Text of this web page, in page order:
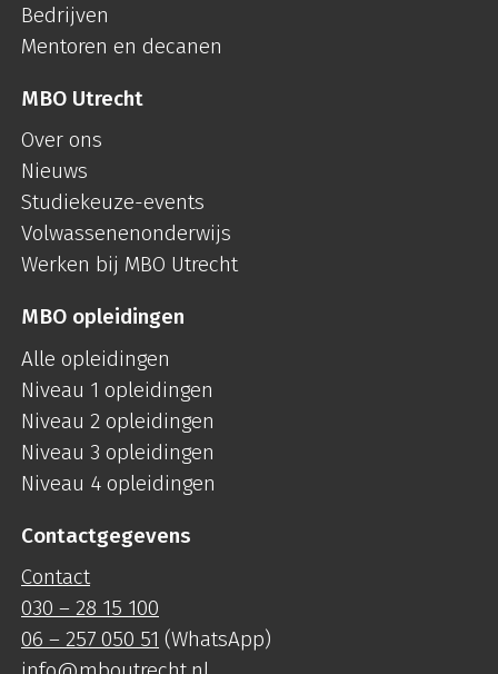
Bedrijven
Mentoren en decanen
MBO Utrecht
Over ons
Nieuws
Studiekeuze-events
Volwassenenonderwijs
Werken bij MBO Utrecht
MBO opleidingen
Alle opleidingen
Niveau 1 opleidingen
Niveau 2 opleidingen
Niveau 3 opleidingen
Niveau 4 opleidingen
Contactgegevens
Contact
030 – 28 15 100
06 – 257 050 51 (WhatsApp)